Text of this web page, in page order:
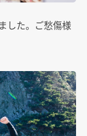
した。ご愁傷様